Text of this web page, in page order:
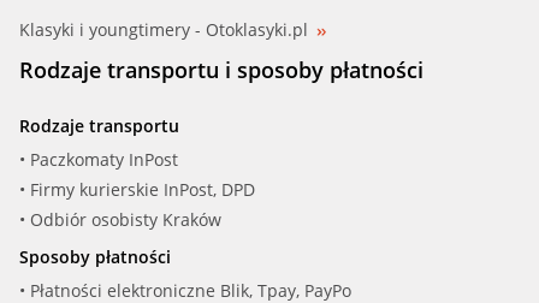
Klasyki i youngtimery - Otoklasyki.pl
Rodzaje transportu i sposoby płatności
Rodzaje transportu
• Paczkomaty InPost
• Firmy kurierskie InPost, DPD
• Odbiór osobisty Kraków
Sposoby płatności
• Płatności elektroniczne Blik, Tpay, PayPo